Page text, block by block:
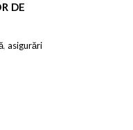
DE
, asigurări